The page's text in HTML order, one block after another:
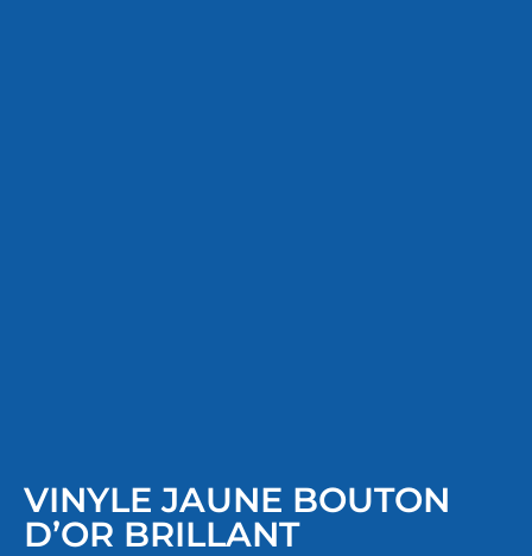
VINYLE JAUNE BOUTON
D’OR BRILLANT